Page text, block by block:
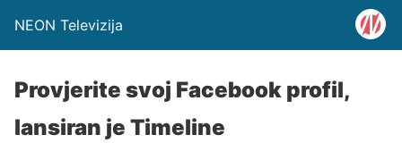
NEON Televizija
Provjerite svoj Facebook profil,
lansiran je Timeline